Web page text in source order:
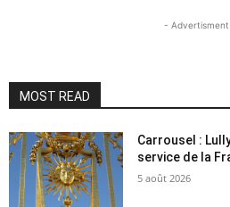
-
MOST READ
Carrousel :
service de la
5 août 2026